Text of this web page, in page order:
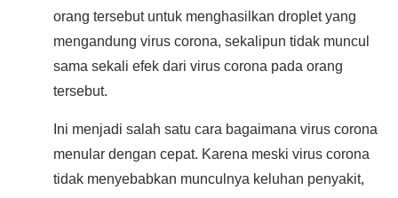
orang tersebut untuk menghasilkan droplet yang
mengandung virus corona, sekalipun tidak muncul
sama sekali efek dari virus corona pada orang
tersebut.
Ini menjadi salah satu cara bagaimana virus corona
menular dengan cepat. Karena meski virus corona
tidak menyebabkan munculnya keluhan penyakit,